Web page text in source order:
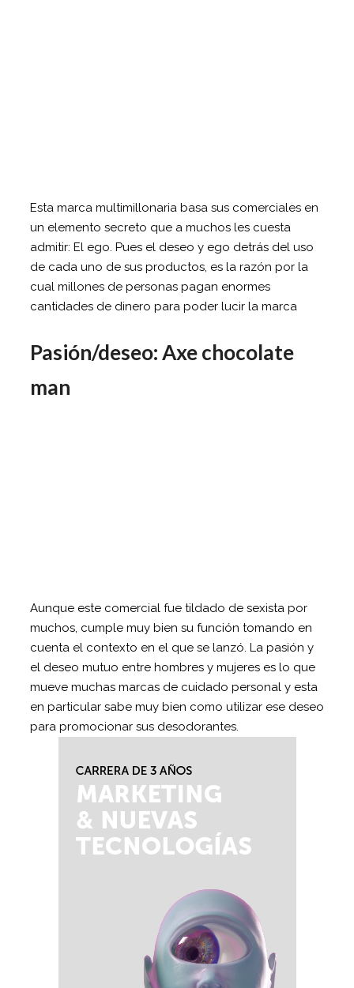
Esta marca multimillonaria basa sus comerciales en
un elemento secreto que a muchos les cuesta
admitir: El ego. Pues el deseo y ego detrás del uso
de cada uno de sus productos, es la razón por la
cual millones de personas pagan enormes
cantidades de dinero para poder lucir la marca
Pasión/deseo: Axe chocolate
man
Aunque este comercial fue tildado de sexista por
muchos, cumple muy bien su función tomando en
cuenta el contexto en el que se lanzó. La pasión y
el deseo mutuo entre hombres y mujeres es lo que
mueve muchas marcas de cuidado personal y esta
en particular sabe muy bien como utilizar ese deseo
para promocionar sus desodorantes.